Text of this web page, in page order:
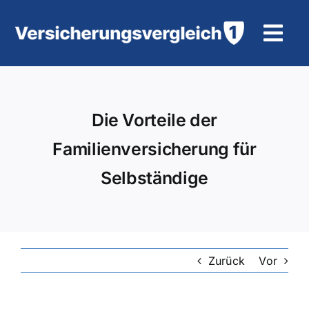
Inhalt
KFZ-VersicherungDie Vorteile der
Familienversicherung für
Selbständige
Zurück Vor